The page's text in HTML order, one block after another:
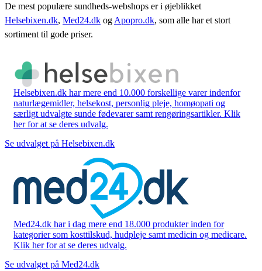
De mest populære sundheds-webshops er i øjeblikket
Helsebixen.dk, Med24.dk og Apopro.dk, som alle har et stort
sortiment til gode priser.
Helsebixen.dk har mere end 10.000 forskellige varer indenfor
naturlægemidler, helsekost, personlig pleje, homøopati og
særligt udvalgte sunde fødevarer samt rengøringsartikler. Klik
her for at se deres udvalg.
Se udvalget på Helsebixen.dk
Med24.dk har i dag mere end 18.000 produkter inden for
kategorier som kosttilskud, hudpleje samt medicin og medicare.
Klik her for at se deres udvalg.
Se udvalget på Med24.dk